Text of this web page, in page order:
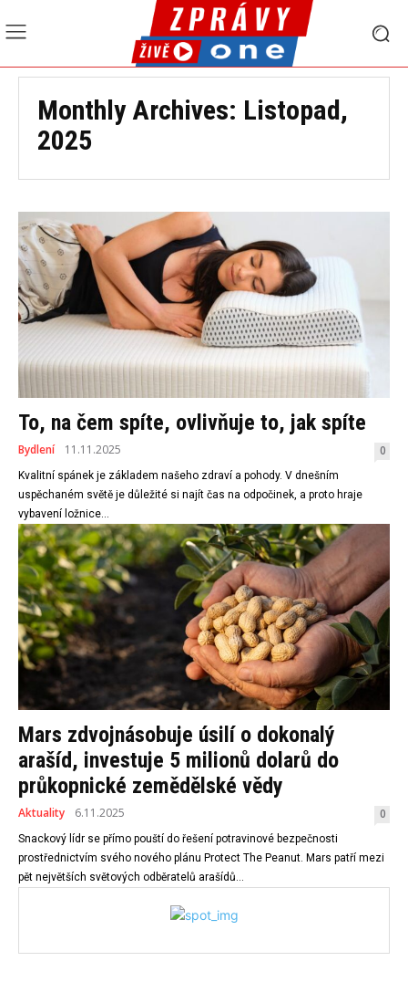
Monthly Archives: Listopad,
2025
To, na čem spíte, ovlivňuje to, jak spíte
Bydlení 11.11.2025 0
Kvalitní spánek je základem našeho zdraví a pohody. V dnešním
uspěchaném světě je důležité si najít čas na odpočinek, a proto hraje
vybavení ložnice...
Mars zdvojnásobuje úsilí o dokonalý
arašíd, investuje 5 milionů dolarů do
průkopnické zemědělské vědy
Aktuality 6.11.2025 0
Snackový lídr se přímo pouští do řešení potravinové bezpečnosti
prostřednictvím svého nového plánu Protect The Peanut. Mars patří mezi
pět největších světových odběratelů arašídů...